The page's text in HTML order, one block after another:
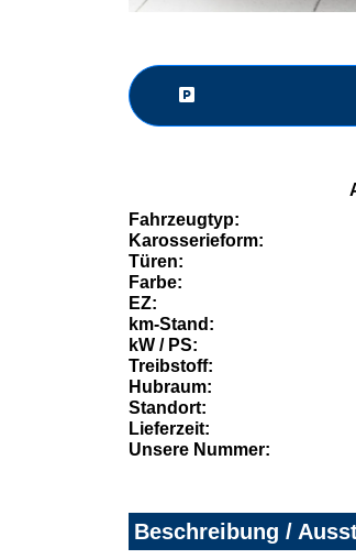
Fahrzeugtyp:
Karosserieform:
Türen:
Farbe:
EZ:
km-Stand:
kW / PS:
Treibstoff:
Hubraum:
Standort:
Lieferzeit:
Unsere Nummer:
Beschreibung /